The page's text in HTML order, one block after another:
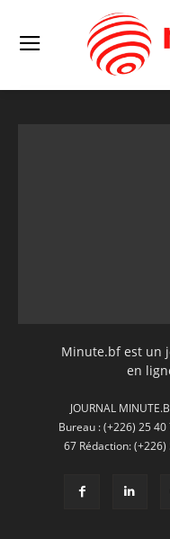
Minute.bf est un
en
JOURNAL
Bureau : (+226) 25
67 Rédaction: